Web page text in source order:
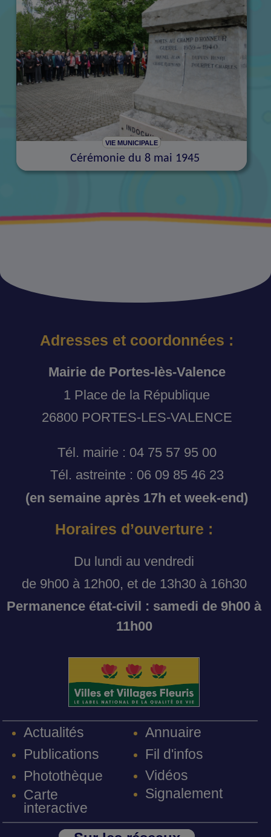
VIE MUNICIPALE
Cérémonie du 8 mai 1945
Adresses et coordonnées :
Mairie de Portes-lès-Valence
1 Place de la République
26800 PORTES-LES-VALENCE
Tél. mairie : 04 75 57 95 00
Tél. astreinte : 06 09 85 46 23
(en semaine après 17h et week-end)
Horaires d’ouverture :
Du lundi au vendredi
de 9h00 à 12h00, et de 13h30 à 16h30
Permanence état-civil : samedi de 9h00 à
11h00
Actualités
Publications
Photothèque
Carte
interactive
Annuaire
Fil d'infos
Vidéos
Signalement